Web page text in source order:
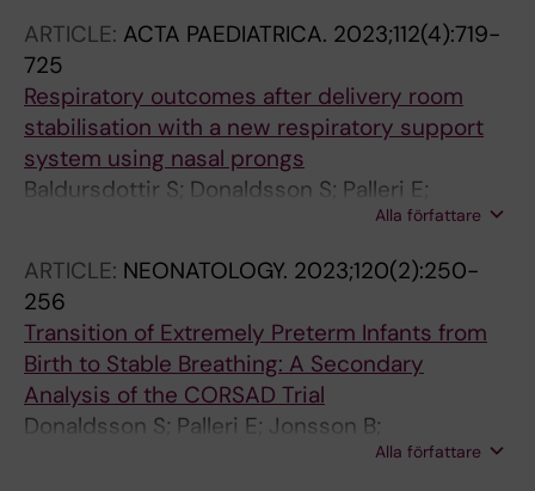
ARTICLE: ACTA PAEDIATRICA. 2023;112(4):719-
725
Respiratory outcomes after delivery room
stabilisation with a new respiratory support
system using nasal prongs
Baldursdottir S; Donaldsson S; Palleri E;
Alla författare
ARTICLE: NEONATOLOGY. 2023;120(2):250-
256
Transition of Extremely Preterm Infants from
Birth to Stable Breathing: A Secondary
Analysis of the CORSAD Trial
Donaldsson S; Palleri E; Jonsson B;
Alla författare